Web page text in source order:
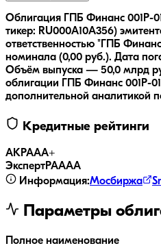
Облигация ГПБ Финанс 001Р-
тикер: RU000A10A356)
ответственностью "ГПБ
номинала (0,00 руб.). Дата
Объём выпуска — 50,0 млрд
облигации
ГПБ Финанс 001Р-
дополнительной аналитикой
Кредитные рейтинги
АКРАAA+
ЭкспертРАAAA
Информация:Мосбиржа
Параметры
Полное наименование